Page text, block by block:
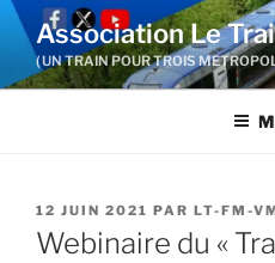
Aller
contenu
Association Le
( UN TRAIN POUR TROIS
PUBLIÉ
LE
12 JUIN 2021 PAR LT-FM-
Webinaire du «